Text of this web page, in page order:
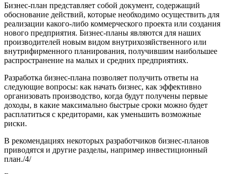
Бизнес-план представляет собой документ, содер­жащий
обоснование действий, которые необходимо осуществить для
реализации какого-либо коммерче­ского проекта или создания
нового предприятия. Бизнес-планы являются для наших
производите­лей новым видом внутрихозяйственного или
внутри­фирменного планирования, получившим наибольшее
распространение на малых и средних предприятиях.
Разработка бизнес-плана позволяет получить от­веты на
следующие вопросы: как начать бизнес, как эффективно
организовать производство, когда бу­дут получены первые
доходы, в какие максимально быстрые сроки можно будет
расплатиться с кредиторами, как уменьшить возможные
риски.
В рекомендациях некоторых разработчиков бизнес-планов
приводятся и другие разделы, например инвестиционный
план./4/